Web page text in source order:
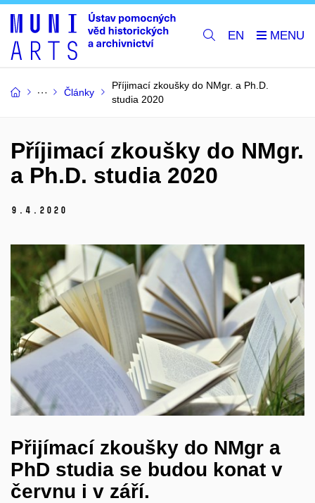
EN
Články
Příjimací zkoušky do NMgr. a Ph.D.
studia 2020
Příjimací zkoušky do NMgr.
a Ph.D. studia 2020
9. 4. 2020
Přijímací zkoušky do NMgr a
PhD studia se budou konat v
červnu i v září.